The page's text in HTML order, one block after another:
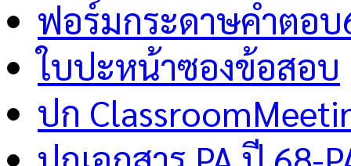
ฟอร์มกระดาษคำตอบ
ใบปะหน้าซองข้อสอบ
ปก